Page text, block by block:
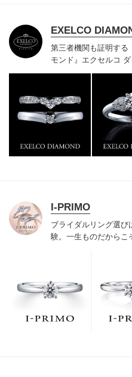
EXELCO
第三者機関も証明する
モンド』 エクセルコ
ベルギー発祥で200年
門店としてリングのデ
す。おふたりに本物の
い想いで「ヴァージン
ナ」「保証内容」にこ
I-PRIMO
ブライダルリング選び
験。一生ものだからこ
でお待ちしております
緒に。まずは、アイプ